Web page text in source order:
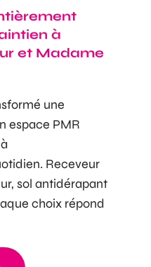
à
et Madame
une
espace PMR
Receveur
sol antidérapant
choix répond